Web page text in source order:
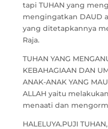
tapi TUHAN yang
mengingatkan DAUD
yang ditetapkannya
Raja.
TUHAN YANG
KEBAHAGIAAN DAN
ANAK-ANAK YANG
ALLAH yaitu
menaati dan
HALELUYA.PUJI